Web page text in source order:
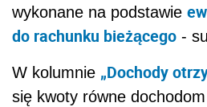
wykonane na podstawie
do rachunku bieżącego -
W kolumnie „Dochody
się kwoty równe